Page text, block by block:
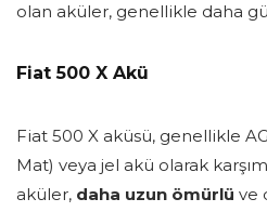
olan aküler, genellikle daha
Fiat 500 X Akü
Fiat 500 X aküsü, genellikle
Mat) veya jel akü olarak
aküler, daha uzun ömürlü ve